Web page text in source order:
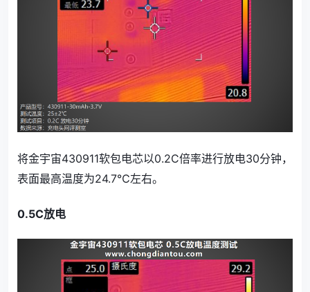
将金宇宙430911软包电芯以0.2C倍率进行放电30分钟，
表面最高温度为24.7℃左右。
0.5C放电